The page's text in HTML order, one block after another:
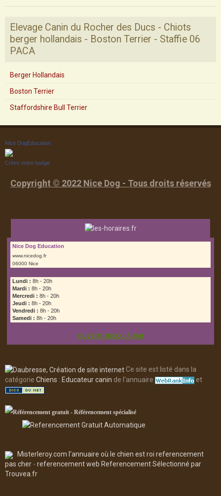
Elevage Canin du Rocher des Ducs - Chiots
berger hollandais - Boston Terrier - Staffie 06
PACA
Berger Hollandais
Boston Terrier
Staffordshire Bull Terrier
Nice DogEducation
Créez votre badge
Copyright © 2022 Nice Dog - Tous droits réservés
Nice Dog Education
www.nicedog.fr
06000 Nice
Lundi : 8h - 20h
Mardi : 8h - 20h
Mercredi : 8h - 20h
Jeudi : 8h - 20h
Vendredi : 8h - 20h
Samedi : 8h - 20h
OUVERT JUSQU'À 20H
Ce site est listé dans la
catégorie Chiens : Educateur canin de l'annuaire et
Misterleroy.com l'annuaire où le chien est roi referencement
pas cher - referencement web ReferencementSélectionné par
Trouvea.fr